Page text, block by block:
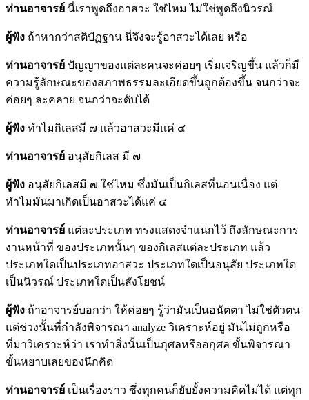
ท่านอาจารย์ นี่เราพูดถึงอาสวะ ใช่ไหม ไม่ใช่พูดถึงนิวรณ์
ผู้ฟัง ถ้าหากว่าสติปัฏฐาน นี่จึงจะรู้อาสวะได้เลย หรือ
ท่านอาจารย์ ปัญญาของแต่ละคนจะค่อยๆ เริ่มเจริญขึ้น แล้วก็มี
ความรู้ลักษณะของสภาพธรรมละเอียดขึ้นถูกต้องขึ้น จนกว่าจะ
ค่อยๆ ละคลาย จนกว่าจะดับได้
ผู้ฟัง ทำไมกิเลสมี ๗ แล้วอาสวะมีแค่ ๔
ท่านอาจารย์ อนุสัยกิเลส มี ๗
ผู้ฟัง อนุสัยกิเลสมี ๗ ใช่ไหม ซึ่งมันเป็นกิเลสที่นอนเนื่อง แต่
ทำไมมันมาเกิดเป็นอาสวะได้แค่ ๔
ท่านอาจารย์ แต่ละประเภท ทรงแสดงจำแนกไว้ ถึงลักษณะการ
งานหน้าที่ ของประเภทนั้นๆ ของกิเลสแต่ละประเภท แล้ว
ประเภทใดเป็นประเภทอาสวะ ประเภทใดเป็นอนุสัย ประเภทใด
เป็นนิวรณ์ ประเภทใดเป็นสังโยชน์
ผู้ฟัง ถ้าอาจารย์บอกว่า ให้ค่อยๆ รู้ว่ามันเป็นอนัตตา ไม่ใช่ตัวตน
แต่ช่วงนั้นที่กำลังพิจารณา analyze วิเคราะห์อยู่ มันไม่ถูกหรือ
ที่มาวิเคราะห์ว่า เราทำสิ่งนั้นเป็นกุศลหรืออกุศล ขั้นพิจารณา
ขั้นหยาบเลยของนึกคิด
ท่านอาจารย์ เป็นเรื่องราว ซึ่งทุกคนก็ยับยั้งความคิดไม่ได้ แต่ทุก